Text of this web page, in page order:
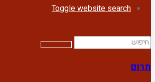
Toggle website search
תרום